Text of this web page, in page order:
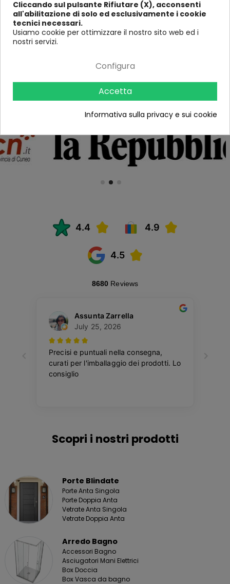
Con i nostriavvitatori elettrici, puoi lavorare con precisione e
velocità, ottenendo risultati impeccabili in ogni occasione. Esplora la
nostra selezione oggi stesso e scopri come puoi portare i tuoi
progettial livello successivo con la potenza e la versatilità degli
avvitatori elettrici
Scopri i nostri prodotti
Porte Blindate
Porte Anta Singola
Porte Doppia Anta
Vetrate Anta Singola
Vetrate Doppia Anta
Arredo Bagno
Accessori Bagno
Asciugatori Mani Elettrici
Box Doccia
Box Vasca da bagno
Cliccando sul pulsante Rifiutare (X), acconsenti
all'abilitazione di solo ed esclusivamente i cookie
tecnici necessari.
Usiamo cookie per ottimizzare il nostro sito web ed i
nostri servizi.
Configura
Accetta
Informativa sulla privacy e sui cookie